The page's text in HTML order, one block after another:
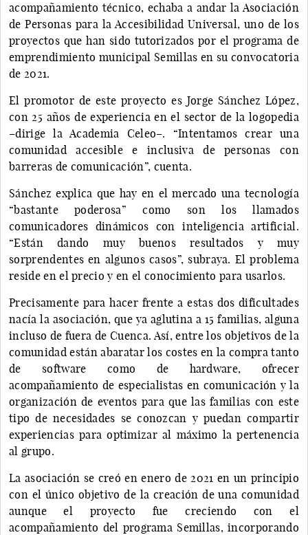
acompañamiento técnico, echaba a andar la Asociación
de Personas para la Accesibilidad Universal, uno de los
proyectos que han sido tutorizados por el programa de
emprendimiento municipal Semillas en su convocatoria
de 2021.
El promotor de este proyecto es Jorge Sánchez López,
con 25 años de experiencia en el sector de la logopedia
–dirige la Academia Celeo–. “Intentamos crear una
comunidad accesible e inclusiva de personas con
barreras de comunicación”, cuenta.
Sánchez explica que hay en el mercado una tecnología
“bastante poderosa” como son los llamados
comunicadores dinámicos con inteligencia artificial.
“Están dando muy buenos resultados y muy
sorprendentes en algunos casos”, subraya. El problema
reside en el precio y en el conocimiento para usarlos.
Precisamente para hacer frente a estas dos dificultades
nacía la asociación, que ya aglutina a 15 familias, alguna
incluso de fuera de Cuenca. Así, entre los objetivos de la
comunidad están abaratar los costes en la compra tanto
de software como de hardware, ofrecer
acompañamiento de especialistas en comunicación y la
organización de eventos para que las familias con este
tipo de necesidades se conozcan y puedan compartir
experiencias para optimizar al máximo la pertenencia
al grupo.
La asociación se creó en enero de 2021 en un principio
con el único objetivo de la creación de una comunidad
aunque el proyecto fue creciendo con el
acompañamiento del programa Semillas, incorporando